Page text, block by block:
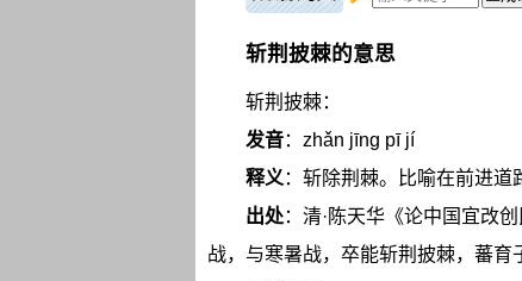
斩荆披棘的意思
斩荆披棘：
发音：zhǎn jīng pī jí
释义：斩除荆棘。比喻在前进道
出处：清·陈天华《论中国宜改
战，与寒暑战，卒能斩荆披棘，蕃育